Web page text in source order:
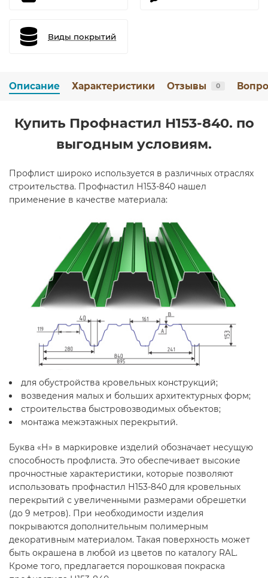
Виды покрытий
Описание Характеристики Отзывы 0
Купить Профнастил Н153-840. по
выгодным условиям.
Профлист широко используется в различных отраслях
строительства. Профнастил Н153-840 нашел
применение в качестве материала:
для обустройства кровельных конструкций;
возведения малых и больших архитектурных форм;
строительства быстровозводимых объектов;
монтажа межэтажных перекрытий.
Буква «Н» в маркировке изделий обозначает несущую
способность профлиста. Это обеспечивает высокие
прочностные характеристики, которые позволяют
использовать профнастил Н153-840 для кровельных
перекрытий с увеличенными размерами обрешетки
(до 9 метров). При необходимости изделия
покрываются дополнительным полимерным
декоративным материалом. Такая поверхность может
быть окрашена в любой из цветов по каталогу RAL.
Кроме того, предлагается порошковая покраска